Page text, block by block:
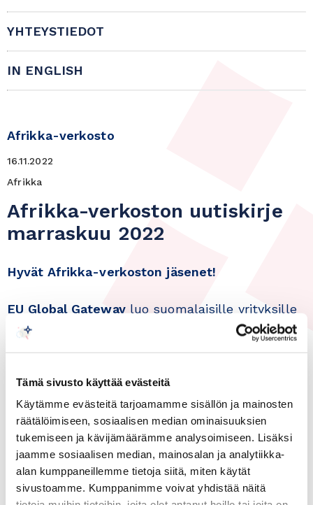
Tämä sivusto käyttää evästeitä
Käytämme evästeitä tarjoamamme sisällön ja mainosten
räätälöimiseen, sosiaalisen median ominaisuuksien
tukemiseen ja kävijämäärämme analysoimiseen. Lisäksi
jaamme sosiaalisen median, mainosalan ja analytiikka-
alan kumppaneillemme tietoja siitä, miten käytät
sivustoamme. Kumppanimme voivat yhdistää näitä
YHTEYSTIEDOT
IN ENGLISH
Afrikka-verkosto
16.11.2022
Afrikka
Afrikka-verkoston uutiskirje
marraskuu 2022
Hyvät Afrikka-verkoston jäsenet!
EU Global Gatewayluo suomalaisille yrityksille
merkittäviä digitaalisen ja vihreän siirtymän
investointipaketin avulla EU tukee Afrikassa
vahvaa elpymistä ja osallistavaa,
ympäristömyönteistä ja digitaalista muutosta.
Finnfundtarjoaa pitkäaikaisia sijoituslainoja ja
riskipääomaa yksityisten yritysten hankkeisiin